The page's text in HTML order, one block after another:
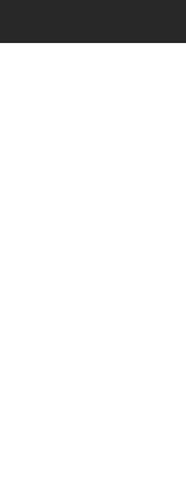
국제학생증신청